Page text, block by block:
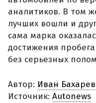
аналитиков. В том
лучших вошли и
сама марка
достижения
без серьезных
Автор: Иван Бахарев
Источник: Autonews